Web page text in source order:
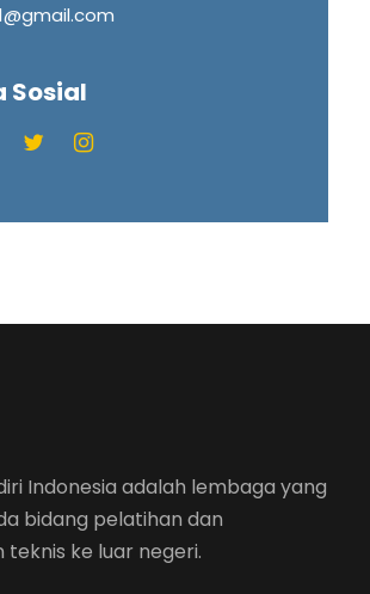
Sosial
Indonesia adalah lembaga yang
bidang pelatihan dan
ke luar negeri.